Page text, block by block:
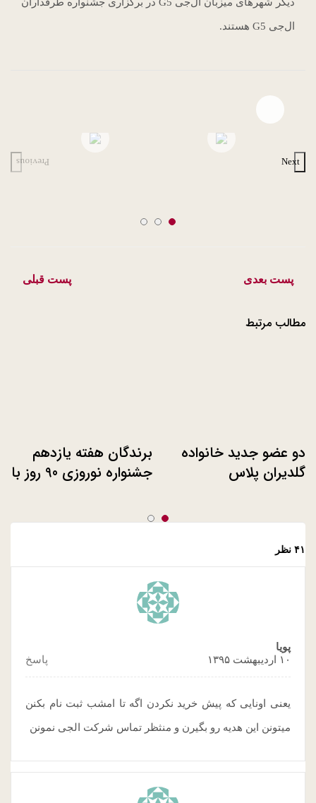
ال‌جی G5 هستند.
Open file download list
Previous Next
Slide 1
Slide 2
Slide 3
پست قبلی پست بعدی
مطالب مرتبط
برندگان هفته یازدهم
جشنواره نوروزی 90 روز با
دو عضو جدید خانواده
گلدیران پلاس
Slide 1
Slide 2
۴۱ نظر
پویا
۱۰ اردیبهشت ۱۳۹۵
پاسخ
یعنی اونایی که پیش خرید نکردن اگه تا امشب ثبت نام بکنن
میتونن این هدیه رو بگیرن و منثظر تماس شرکت الجی نمونن